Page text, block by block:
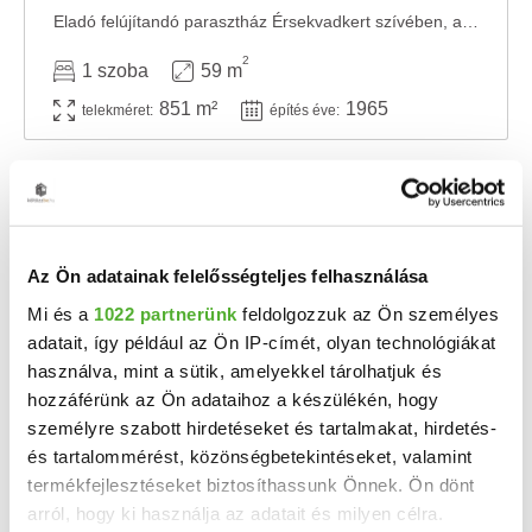
Az Ön adatainak felelősségteljes felhasználása
Mi és a 1022 partnerünk feldolgozzuk az Ön személyes
adatait, így például az Ön IP-címét, olyan technológiákat
használva, mint a sütik, amelyekkel tárolhatjuk és
hozzáférünk az Ön adataihoz a készülékén, hogy
személyre szabott hirdetéseket és tartalmakat, hirdetés-
és tartalommérést, közönségbetekintéseket, valamint
termékfejlesztéseket biztosíthassunk Önnek. Ön dönt
arról, hogy ki használja az adatait és milyen célra.
1 szoba 59 m
2
telekméret: 851 m² építés éve: 1965
35 M Ft 304 348 Ft/m
Érsekvadkert, 10 felett - Eladó családi ház